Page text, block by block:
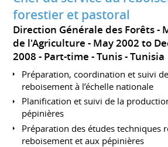
forestier et pastoral
Direction Générale des Forêts -
de l'Agriculture
May 2002 to
2008 Part-time Tunis Tunisia
Préparation, coordination et suivi
reboisement à l’échelle nationale
Planification et suivi de la
pépinières
Préparation des études techniques
reboisement et aux pépinières